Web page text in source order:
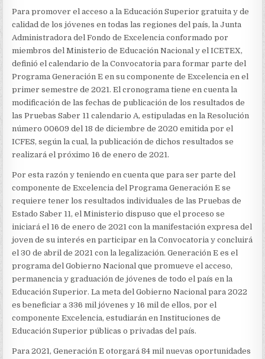
EL
CRONOGRAMA
DE
LA
CONVOCATORIA
DEL
PROGRAMA
GENERACIÓN
E
PARA
PRIMER
SEMESTRE
DE
2021
COMPONENTE
EXCELENCIA
Para promover el acceso a la Educación Superior gratuita y de
calidad de los jóvenes en todas las regiones del país, la Junta
Administradora del Fondo de Excelencia conformado por
miembros del Ministerio de Educación Nacional y el ICETEX,
definió el calendario de la Convocatoria para formar parte del
Programa Generación E en su componente de Excelencia en el
primer semestre de 2021. El cronograma tiene en cuenta la
modificación de las fechas de publicación de los resultados de
las Pruebas Saber 11 calendario A, estipuladas en la Resolución
número 00609 del 18 de diciembre de 2020 emitida por el
ICFES, según la cual, la publicación de dichos resultados se
realizará el próximo 16 de enero de 2021.
Por esta razón y teniendo en cuenta que para ser parte del
componente de Excelencia del Programa Generación E se
requiere tener los resultados individuales de las Pruebas de
Estado Saber 11, el Ministerio dispuso que el proceso se
iniciará el 16 de enero de 2021 con la manifestación expresa del
joven de su interés en participar en la Convocatoria y concluirá
el 30 de abril de 2021 con la legalización. Generación E es el
programa del Gobierno Nacional que promueve el acceso,
permanencia y graduación de jóvenes de todo el país en la
Educación Superior. La meta del Gobierno Nacional para 2022
es beneficiar a 336 mil jóvenes y 16 mil de ellos, por el
componente Excelencia, estudiarán en Instituciones de
Educación Superior públicas o privadas del país.
Para 2021, Generación E otorgará 84 mil nuevas oportunidades